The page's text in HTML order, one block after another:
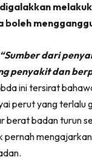
boleh
“Sumber dari
penyakit dan
ini tersirat
perut yang terlalu
berat badan turun
pernah